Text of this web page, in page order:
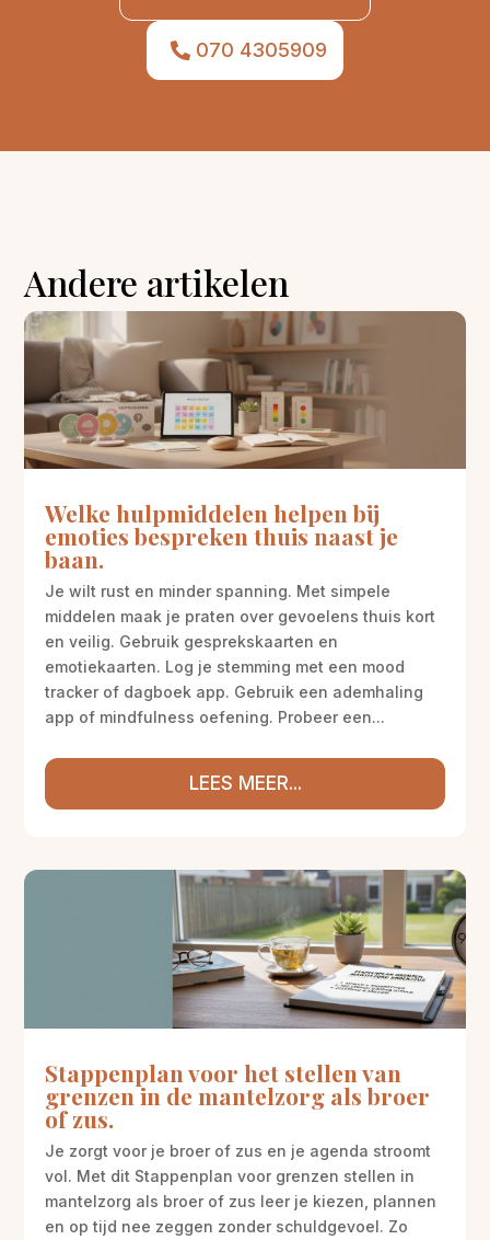
070 4305909
Andere artikelen
Welke hulpmiddelen helpen bij
emoties bespreken thuis naast je
baan.
Je wilt rust en minder spanning. Met simpele
middelen maak je praten over gevoelens thuis kort
en veilig. Gebruik gesprekskaarten en
emotiekaarten. Log je stemming met een mood
tracker of dagboek app. Gebruik een ademhaling
app of mindfulness oefening. Probeer een...
LEES MEER...
Stappenplan voor het stellen van
grenzen in de mantelzorg als broer
of zus.
Je zorgt voor je broer of zus en je agenda stroomt
vol. Met dit Stappenplan voor grenzen stellen in
mantelzorg als broer of zus leer je kiezen, plannen
en op tijd nee zeggen zonder schuldgevoel. Zo